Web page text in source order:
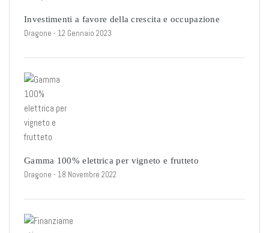
Investimenti a favore della crescita e occupazione
Dragone - 12 Gennaio 2023
Gamma 100% elettrica per vigneto e frutteto
Dragone - 18 Novembre 2022